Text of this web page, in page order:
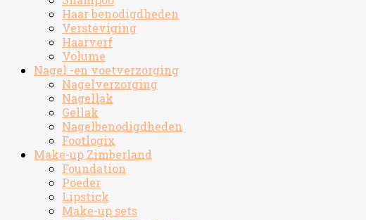
Haar benodigdheden
Versteviging
Haarverf
Volume
Nagel -en voetverzorging
Nagelverzorging
Nagellak
Gellak
Nagelbenodigdheden
Footlogix
Make-up Zimberland
Foundation
Poeder
Lipstick
Make-up sets